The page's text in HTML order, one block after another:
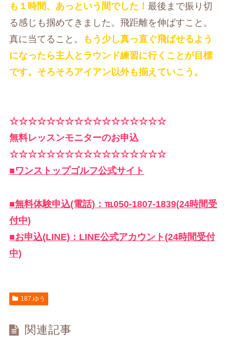
も１時間、あっという間でした！ 最後まで振り切
る感じも掴めてきました。飛距離を伸ばすこと。
真に当てること。
もう少し真っ直ぐ飛ばせるよう
になったら主人とラウンド練習に行くことが目標
です。そろそろアイアン以外も揃えていこう。
☆☆☆☆☆☆☆☆☆☆☆☆☆☆☆☆☆
無料レッスンモニターのお申込
☆☆☆☆☆☆☆☆☆☆☆☆☆☆☆☆☆
■ワンストップゴルフ公式サイト
■無料体験申込(電話)：℡050-1807-1839(24時間受
付中)
■お申込(LINE)：LINE公式アカウント(24時間受付
中)
187.ゆう
関連記事